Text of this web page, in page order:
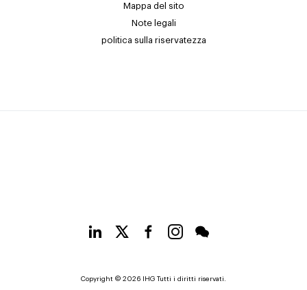
Mappa del sito
Note legali
politica sulla riservatezza
Copyright © 2026 IHG Tutti i diritti riservati.